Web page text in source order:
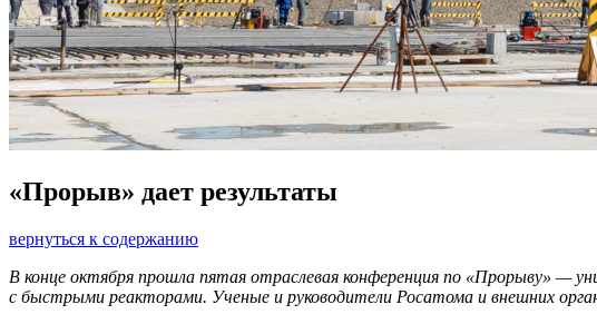
«Прорыв» дает результаты
вернуться к содержанию
В конце октября прошла пятая отраслевая конференция по «Прорыву» —
с быстрыми реакторами. Ученые и руководители Росатома и внешних